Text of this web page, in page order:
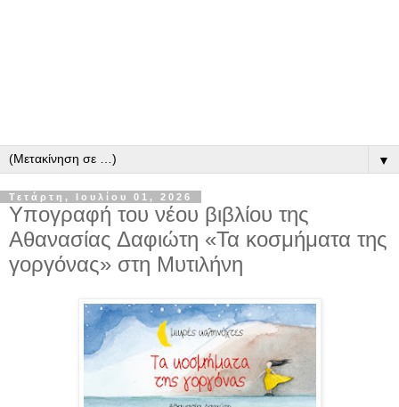
▼
Τετάρτη, Ιουλίου 01, 2026
Υπογραφή του νέου βιβλίου της
Αθανασίας Δαφιώτη «Τα κοσμήματα της
γοργόνας» στη Μυτιλήνη